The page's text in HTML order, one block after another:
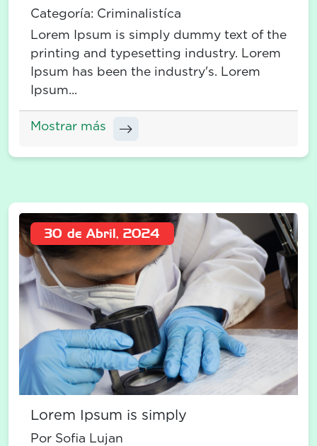
Categoría: Criminalistíca
Lorem Ipsum is simply dummy text of the
printing and typesetting industry. Lorem
Ipsum has been the industry's. Lorem
Ipsum...
Mostrar más
30 de Abril, 2024
Lorem Ipsum is simply
Por Sofia Lujan